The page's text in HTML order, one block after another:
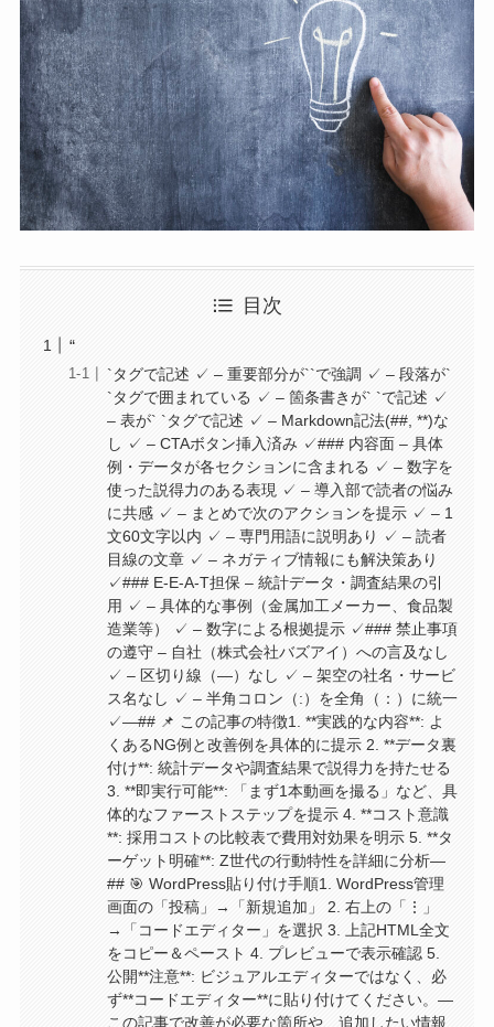
目次
“
`タグで記述 ✓ – 重要部分が``で強調 ✓ – 段落が`
`タグで囲まれている ✓ – 箇条書きが` `で記述 ✓
– 表が` `タグで記述 ✓ – Markdown記法(##, **)な
し ✓ – CTAボタン挿入済み ✓### 内容面 – 具体
例・データが各セクションに含まれる ✓ – 数字を
使った説得力のある表現 ✓ – 導入部で読者の悩み
に共感 ✓ – まとめで次のアクションを提示 ✓ – 1
文60文字以内 ✓ – 専門用語に説明あり ✓ – 読者
目線の文章 ✓ – ネガティブ情報にも解決策あり
✓### E-E-A-T担保 – 統計データ・調査結果の引
用 ✓ – 具体的な事例（金属加工メーカー、食品製
造業等） ✓ – 数字による根拠提示 ✓### 禁止事項
の遵守 – 自社（株式会社バズアイ）への言及なし
✓ – 区切り線（—）なし ✓ – 架空の社名・サービ
ス名なし ✓ – 半角コロン（:）を全角（：）に統一
✓—## 📌 この記事の特徴1. **実践的な内容**: よ
くあるNG例と改善例を具体的に提示 2. **データ裏
付け**: 統計データや調査結果で説得力を持たせる
3. **即実行可能**: 「まず1本動画を撮る」など、具
体的なファーストステップを提示 4. **コスト意識
**: 採用コストの比較表で費用対効果を明示 5. **タ
ーゲット明確**: Z世代の行動特性を詳細に分析—
## 🎯 WordPress貼り付け手順1. WordPress管理
画面の「投稿」→「新規追加」 2. 右上の「⋮」
→「コードエディター」を選択 3. 上記HTML全文
をコピー＆ペースト 4. プレビューで表示確認 5.
公開**注意**: ビジュアルエディターではなく、必
ず**コードエディター**に貼り付けてください。—
この記事で改善が必要な箇所や、追加したい情報